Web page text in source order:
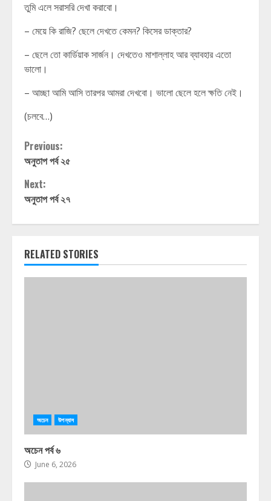
তুমি এলে সরাসরি দেখা করাবো।
– মেয়ে কি রাজি? ছেলে দেখতে কেমন? কিসের ডাক্তার?
– ছেলে তো কার্ডিয়াক সার্জন। দেখতেও মাশাল্লাহ আর ব্যাবহার এতো
ভালো।
– আচ্ছা আমি আসি তারপর আমরা দেখবো। ভালো ছেলে হলে ক্ষতি নেই।
(চলবে…)
Continue
Reading
Previous:
অনুতাপ পর্ব ২৫
Next:
অনুতাপ পর্ব ২৭
RELATED STORIES
অচেন উপন্যাস
অচেন পর্ব ৬
June 6, 2026